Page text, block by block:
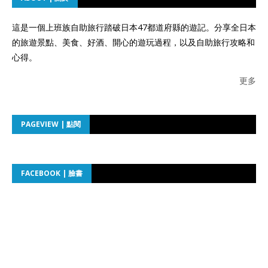
這是一個上班族自助旅行踏破日本47都道府縣的遊記。分享全日本
的旅遊景點、美食、好酒、開心的遊玩過程，以及自助旅行攻略和
心得。
更多
PAGEVIEW | 點閱
FACEBOOK | 臉書